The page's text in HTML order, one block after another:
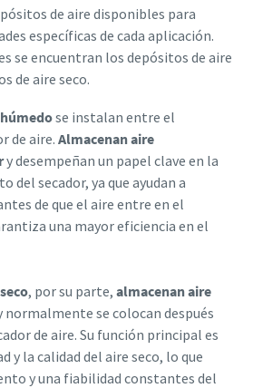
de aire disponibles para
específicas de cada aplicación.
se encuentran los depósitos de aire
de aire seco.
se instalan entre el
de aire. Almacenan aire
y desempeñan un papel clave en la
del secador, ya que ayudan a
de que el aire entre en el
una mayor eficiencia en el
, por su parte, almacenan aire
normalmente se colocan después
de aire. Su función principal es
y la calidad del aire seco, lo que
y una fiabilidad constantes del